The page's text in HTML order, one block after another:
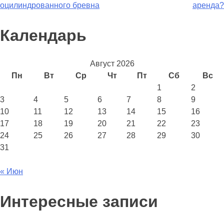
оцилиндрованного бревна
аренда?
Календарь
Август 2026
Пн
Вт Ср Чт Пт Сб
Вс
1
2
3
4 5 6 7 8
9
10
11 12 13 14 15
16
17
18 19 20 21 22
23
24
25 26 27 28 29
30
31
« Июн
Интересные записи